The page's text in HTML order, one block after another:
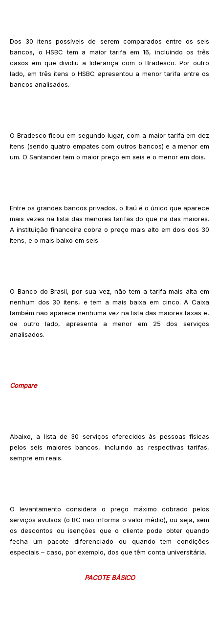
Dos 30 itens possíveis de serem comparados entre os seis
bancos, o HSBC tem a maior tarifa em 16, incluindo os três
casos em que dividiu a liderança com o Bradesco. Por outro
lado, em três itens o HSBC apresentou a menor tarifa entre os
bancos analisados.
O Bradesco ficou em segundo lugar, com a maior tarifa em dez
itens (sendo quatro empates com outros bancos) e a menor em
um. O Santander tem o maior preço em seis e o menor em dois.
Entre os grandes bancos privados, o Itaú é o único que aparece
mais vezes na lista das menores tarifas do que na das maiores.
A instituição financeira cobra o preço mais alto em dois dos 30
itens, e o mais baixo em seis.
O Banco do Brasil, por sua vez, não tem a tarifa mais alta em
nenhum dos 30 itens, e tem a mais baixa em cinco. A Caixa
também não aparece nenhuma vez na lista das maiores taxas e,
de outro lado, apresenta a menor em 25 dos serviços
analisados.
Compare
Abaixo, a lista de 30 serviços oferecidos às pessoas físicas
pelos seis maiores bancos, incluindo as respectivas tarifas,
sempre em reais.
O levantamento considera o preço máximo cobrado pelos
serviços avulsos (o BC não informa o valor médio), ou seja, sem
os descontos ou isenções que o cliente pode obter quando
fecha um pacote diferenciado ou quando tem condições
especiais – caso, por exemplo, dos que têm conta universitária.
PACOTE BÁSICO